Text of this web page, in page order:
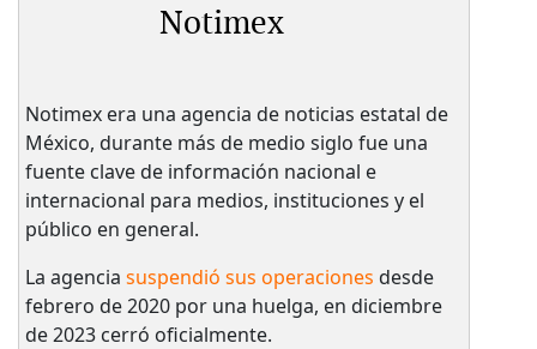
Notimex
Notimex era una agencia de noticias estatal de
México, durante más de medio siglo fue una
fuente clave de información nacional e
internacional para medios, instituciones y el
público en general.
La agencia suspendió sus operaciones desde
febrero de 2020 por una huelga, en diciembre
de 2023 cerró oficialmente.